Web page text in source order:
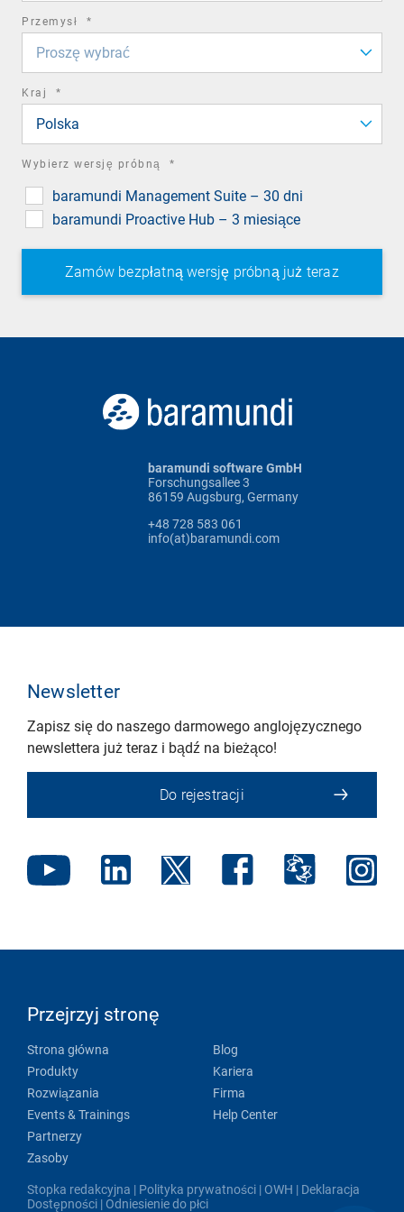
Przemysł *
Proszę wybrać
Kraj *
Polska
Wybierz wersję próbną *
baramundi Management Suite – 30 dni
baramundi Proactive Hub – 3 miesiące
baramundi software GmbH
Forschungsallee 3
86159 Augsburg, Germany
+48 728 583 061
info(at)baramundi.com
Newsletter
Zapisz się do naszego darmowego anglojęzycznego
newslettera już teraz i bądź na bieżąco!
Do rejestracji
Przejrzyj stronę
Strona główna
Produkty
Rozwiązania
Events & Trainings
Partnerzy
Zasoby
Blog
Kariera
Firma
Help Center
Stopka redakcyjna | Polityka prywatności | OWH | Deklaracja
Dostępności | Odniesienie do płci